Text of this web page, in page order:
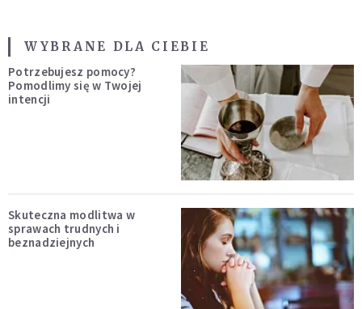
WYBRANE DLA CIEBIE
Potrzebujesz pomocy?
Pomodlimy się w Twojej
intencji
Skuteczna modlitwa w
sprawach trudnych i
beznadziejnych